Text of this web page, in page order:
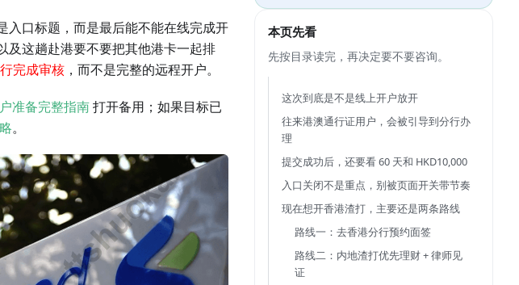
入口标题，而是最后能不能在线完成开
及这趟赴港要不要把其他港卡一起排
完成审核 ，而不是完整的远程开户。
准备完整指南打开备用；如果目标已
。
本页先看
先按目录读完，再决定要不要咨询。
这次到底是不是线上开户放开
往来港澳通行证用户，会被引导到分行办
理
提交成功后，还要看 60 天和 HKD10,000
入口关闭不是重点，别被页面开关带节奏
现在想开香港渣打，主要还是两条路线
路线一：去香港分行预约面签
路线二：内地渣打优先理财 + 律师见
证